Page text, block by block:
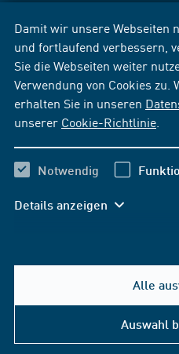
Damit wir unsere Webseiten
und fortlaufend verbessern,
Sie die Webseiten weiter
Verwendung von Cookies zu.
erhalten Sie in unseren
unserer Cookie-Richtlinie
Notwendig
Details anzeigen
Alle
Auswahl